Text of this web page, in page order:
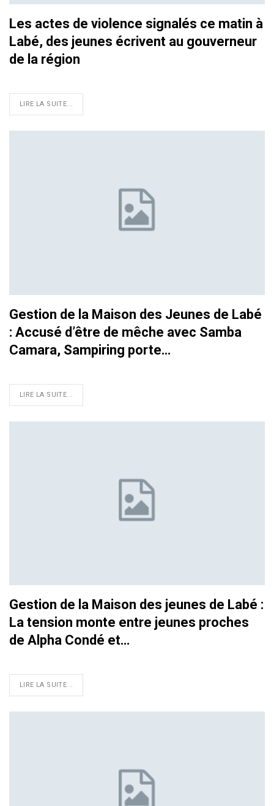
Les actes de violence signalés ce matin à
Labé, des jeunes écrivent au gouverneur
de la région
LIRE LA SUITE...
Gestion de la Maison des Jeunes de Labé
: Accusé d’être de mêche avec Samba
Camara, Sampiring porte…
LIRE LA SUITE...
Gestion de la Maison des jeunes de Labé :
La tension monte entre jeunes proches
de Alpha Condé et…
LIRE LA SUITE...